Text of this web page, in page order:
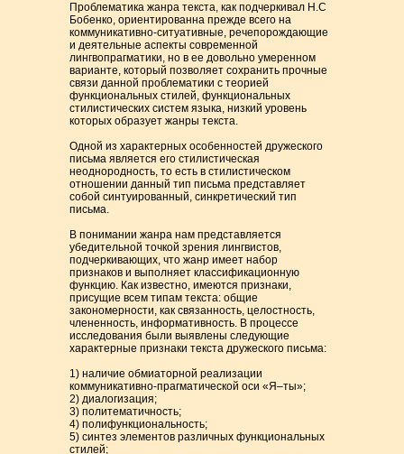
Проблематика жанра текста, как подчеркивал Н.С
Бобенко, ориентированна прежде всего на
коммуникативно-ситуативные, речепорождающие
и деятельные аспекты современной
лингвопрагматики, но в ее довольно умеренном
варианте, который позволяет сохранить прочные
связи данной проблематики с теорией
функциональных стилей, функциональных
стилистических систем языка, низкий уровень
которых образует жанры текста.
Одной из характерных особенностей дружеского
письма является его стилистическая
неоднородность, то есть в стилистическом
отношении данный тип письма представляет
собой синтуированный, синкретический тип
письма.
В понимании жанра нам представляется
убедительной точкой зрения лингвистов,
подчеркивающих, что жанр имеет набор
признаков и выполняет классификационную
функцию. Как известно, имеются признаки,
присущие всем типам текста: общие
закономерности, как связанность, целостность,
члененность, информативность. В процессе
исследования были выявлены следующие
характерные признаки текста дружеского письма:
1) наличие обмиаторной реализации
коммуникативно-прагматической оси «Я–ты»;
2) диалогизация;
3) политематичность;
4) полифункциональность;
5) синтез элементов различных функциональных
стилей;